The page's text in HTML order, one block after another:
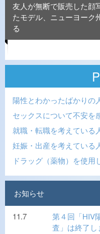
友人が無断で販売した顔
たモデル、ニューヨーク
る
陽性とわかったばかりの
セックスについて不安を
就職・転職を考えている
妊娠・出産を考えている
ドラッグ（薬物）を使
お知らせ
11.7
第４回「HIV
査」は終了し